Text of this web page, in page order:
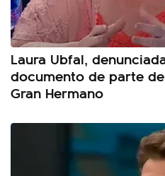
Laura Ubfal,
documento de parte
Gran Hermano